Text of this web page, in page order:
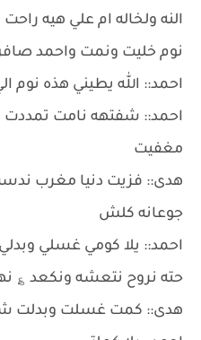
النه ولخاله ام علي هيه
نوم خليت ونمت واحمد
احمد:: الله يطيني هذه نوم
احمد:: شفتهه نامت تمددت
مغفيت
هدى:: فزيت دنيا مغرب
جوعانه كلش
احمد:: يلا كومي غسلي
حته نروح نتعشه ونكعد ؏
هدى:: كمت غسلت وبدلت